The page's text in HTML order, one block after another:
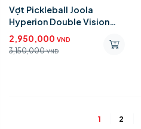
Vợt Pickleball Joola
Hyperion Double Vision
Green
2,950,000 VND
3,150,000 VND
1 2